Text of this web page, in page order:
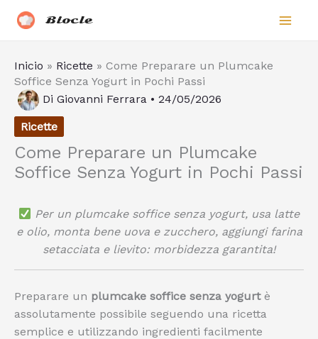
Biocle
Inicio » Ricette » Come Preparare un Plumcake
Soffice Senza Yogurt in Pochi Passi
Di Giovanni Ferrara • 24/05/2026
Ricette
Come Preparare un Plumcake
Soffice Senza Yogurt in Pochi Passi
Per un plumcake soffice senza yogurt, usa latte
e olio, monta bene uova e zucchero, aggiungi farina
setacciata e lievito: morbidezza garantita!
Preparare un plumcake soffice senza yogurtè
assolutamente possibile seguendo una ricetta
semplice e utilizzando ingredienti facilmente